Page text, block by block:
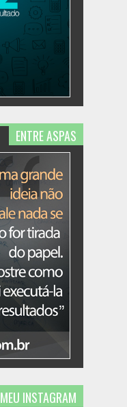
ENTRE ASPAS
MEU INSTAGRAM